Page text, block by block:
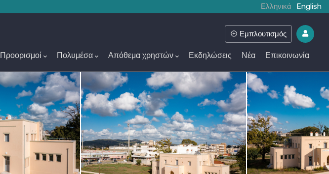
Ελληνικά English
Προορισμοί Πολυμέσα Απόθεμα χρηστών Εκδηλώσεις Νέα Επικοινωνία
Εμπλουτισμός